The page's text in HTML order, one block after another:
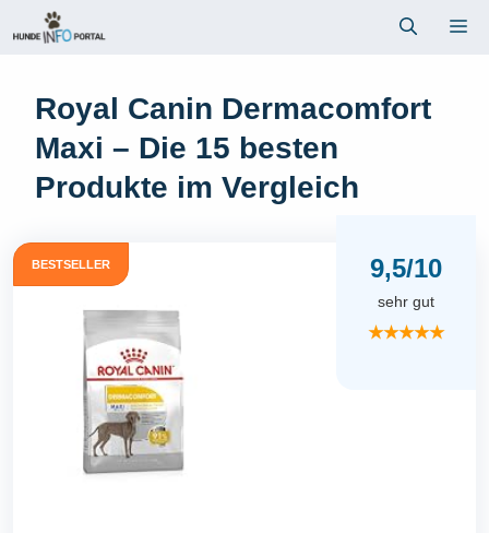
Inhalt
Royal Canin Dermacomfort
Maxi – Die 15 besten
Produkte im Vergleich
BESTSELLER 9,5/10
sehr gut
★★★★★